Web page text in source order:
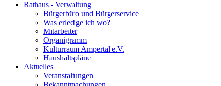
Rathaus - Verwaltung
Bürgerbüro und Bürgerservice
Was erledige ich wo?
Mitarbeiter
Organigramm
Kulturraum Ampertal e.V.
Haushaltspläne
Aktuelles
Veranstaltungen
Bekanntmachungen